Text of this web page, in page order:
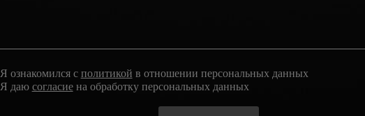
Я ознакомился с политикой в отношении персональных данных
Я даю согласиена обработку персональных данных